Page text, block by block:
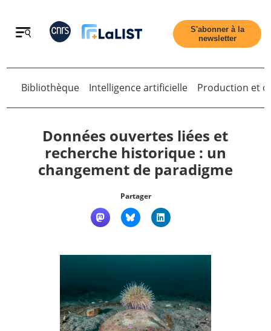
Retour
Accueil
Nous suivre
S'abonner à la
newsletter
Retour
Bibliothèque Intelligence artificielle Production et
Données ouvertes liées et
recherche historique : un
changement de paradigme
Partager